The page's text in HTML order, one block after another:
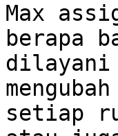
Max
berapa
dilayani
setiap